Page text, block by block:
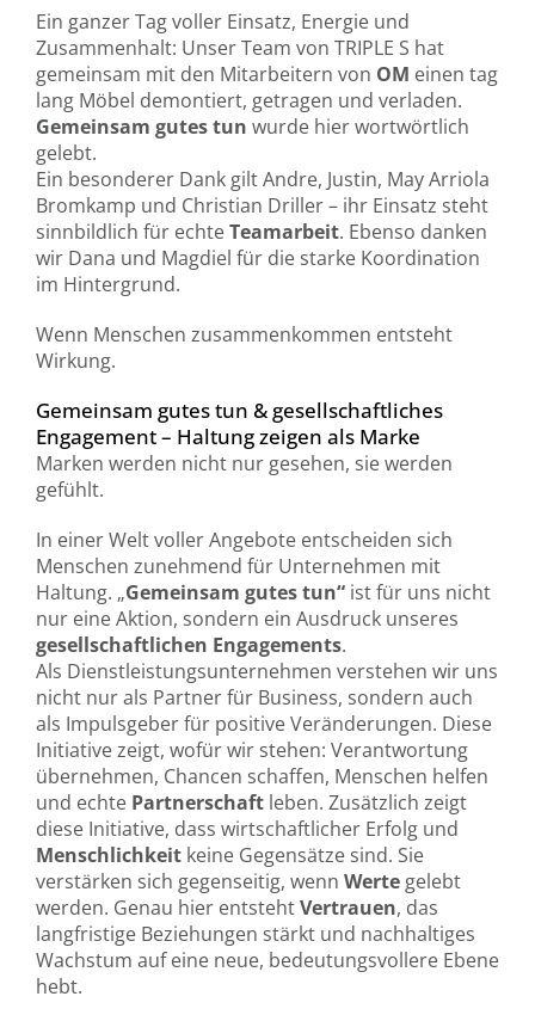
Ein ganzer Tag voller Einsatz, Energie und
Zusammenhalt: Unser Team von TRIPLE S hat
gemeinsam mit den Mitarbeitern von OM einen tag
lang Möbel demontiert, getragen und verladen.
Gemeinsam gutes tun wurde hier wortwörtlich
gelebt.
Ein besonderer Dank gilt Andre, Justin, May Arriola
Bromkamp und Christian Driller – ihr Einsatz steht
sinnbildlich für echteTeamarbeit. Ebenso danken
wir Dana und Magdiel für die starke Koordination
im Hintergrund.
Wenn Menschen zusammenkommen entsteht
Wirkung.
Gemeinsam gutes tun & gesellschaftliches
Engagement – Haltung zeigen als Marke
Marken werden nicht nur gesehen, sie werden
gefühlt.
In einer Welt voller Angebote entscheiden sich
Menschen zunehmend für Unternehmen mit
Haltung. „Gemeinsam gutes tun“ist für uns nicht
nur eine Aktion, sondern ein Ausdruck unseres
gesellschaftlichen Engagements.
Als Dienstleistungsunternehmen verstehen wir uns
nicht nur als Partner für Business, sondern auch
als Impulsgeber für positive Veränderungen. Diese
Initiative zeigt, wofür wir stehen: Verantwortung
übernehmen, Chancen schaffen, Menschen helfen
und echte Partnerschaftleben. Zusätzlich zeigt
diese Initiative, dass wirtschaftlicher Erfolg und
Menschlichkeitkeine Gegensätze sind. Sie
verstärken sich gegenseitig, wenn Wertegelebt
werden. Genau hier entstehtVertrauen, das
langfristige Beziehungen stärkt und nachhaltiges
Wachstum auf eine neue, bedeutungsvollere Ebene
hebt.